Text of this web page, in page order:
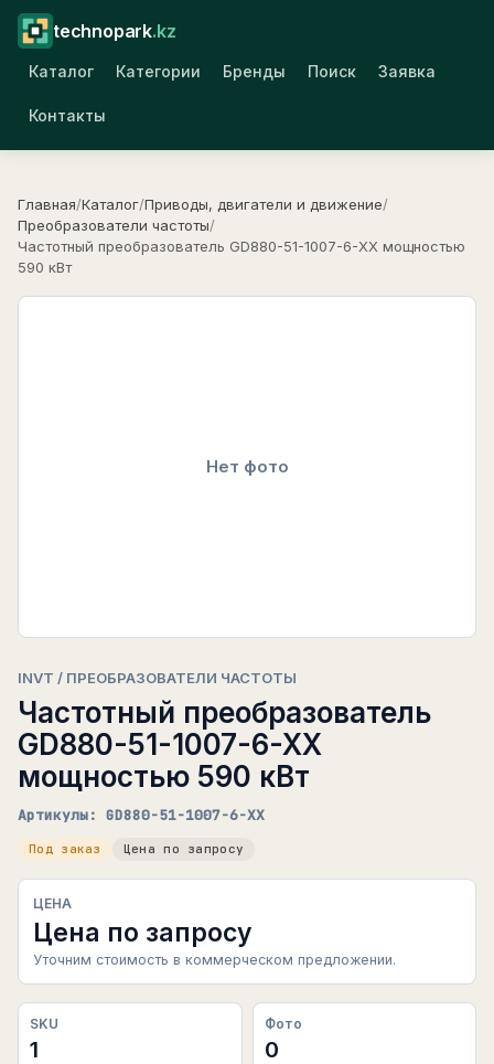
technopark.kz
Каталог Категории Бренды Поиск Заявка
Контакты
Главная/Каталог/Приводы, двигатели и движение/
Преобразователи частоты/
Частотный преобразователь GD880-51-1007-6-XX мощностью
590 кВт
Нет фото
INVT / ПРЕОБРАЗОВАТЕЛИ ЧАСТОТЫ
Частотный преобразователь
GD880-51-1007-6-XX
мощностью 590 кВт
Артикулы: GD880-51-1007-6-XX
Под заказ Цена по запросу
ЦЕНА
Цена по запросу
Уточним стоимость в коммерческом предложении.
SKU
1
Фото
0